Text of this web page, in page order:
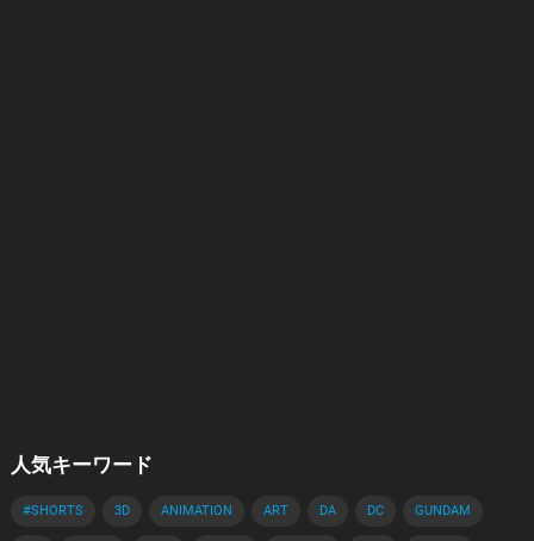
人気キーワード
#SHORTS 3D ANIMATION ART DA DC GUNDAM